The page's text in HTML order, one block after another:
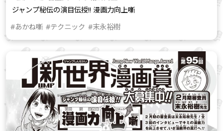
ジャンプ秘伝の演目伝授!! 漫画力向上噺
#あかね噺 #テクニック #末永裕樹